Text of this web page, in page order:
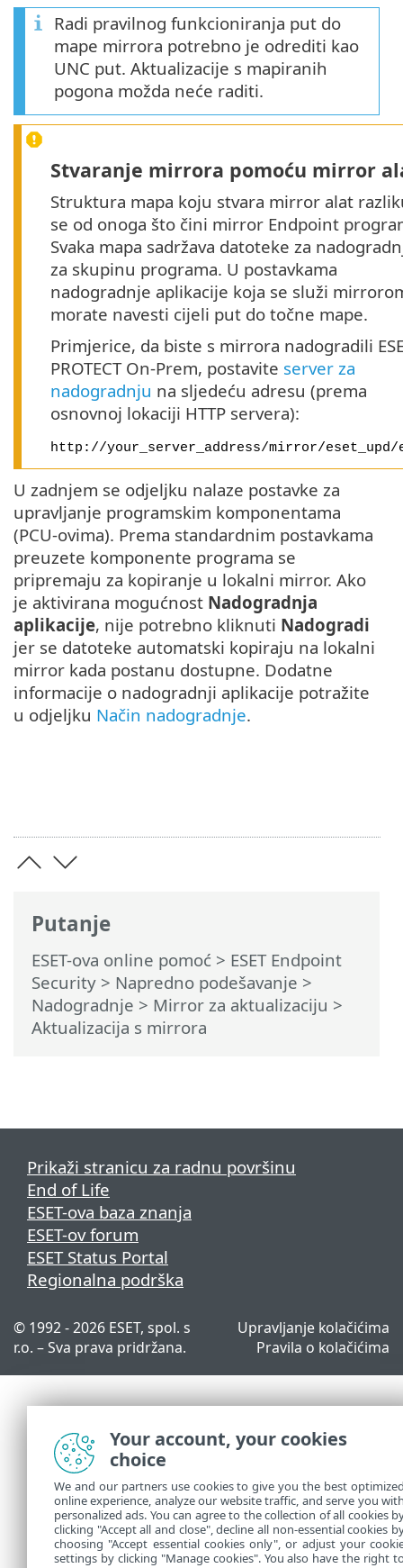
Putanje
ESET-ova online pomoć > ESET Endpoint
Security > Napredno podešavanje >
Nadogradnje > Mirror za aktualizaciju >
Aktualizacija s mirrora
Radi pravilnog funkcioniranja put do
mape mirrora potrebno je odrediti kao
UNC put. Aktualizacije s mapiranih
pogona možda neće raditi.
Stvaranje mirrora pomoću mirror
Struktura mapa koju stvara mirror alat
se od onoga što čini mirror Endpoint
Svaka mapa sadržava datoteke za
za skupinu programa. U postavkama
nadogradnje aplikacije koja se služi
morate navesti cijeli put do točne mape.
Primjerice, da biste s mirrora nadogradili
PROTECT On-Prem, postavite server za
nadogradnju na sljedeću adresu (prema
osnovnoj lokaciji HTTP servera):
http://your_server_address/mirror/eset_upd/
U zadnjem se odjeljku nalaze postavke za
upravljanje programskim komponentama
(PCU-ovima). Prema standardnim postavkama
preuzete komponente programa se
pripremaju za kopiranje u lokalni mirror. Ako
je aktivirana mogućnost Nadogradnja
aplikacije, nije potrebno kliknuti Nadogradi
jer se datoteke automatski kopiraju na lokalni
mirror kada postanu dostupne. Dodatne
informacije o nadogradnji aplikacije potražite
u odjeljku Način nadogradnje.
Prikaži stranicu za radnu površinu
End of Life
ESET-ova baza znanja
ESET-ov forum
ESET Status Portal
Regionalna podrška
© 1992 - 2026 ESET, spol. s
r.o. – Sva prava pridržana.
Upravljanje kolačićima
Pravila o kolačićima
Your account, your cookies
choice
We and our partners use cookies to give you the best
online experience, analyze our website traffic, and serve you
personalized ads. You can agree to the collection of all cookies
clicking "Accept all and close", decline all non-essential cookies
choosing "Accept essential cookies only", or adjust your
settings by clicking "Manage cookies". You also have the right